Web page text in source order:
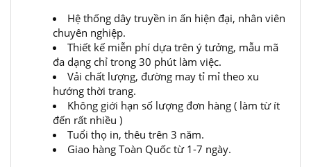
Hệ thống dây truyền in ấn hiện đại, nhân viên
chuyên nghiệp.
Thiết kế miễn phí dựa trên ý tưởng, mẫu mã
đa dạng chỉ trong 30 phút làm việc.
Vải chất lượng, đường may tỉ mỉ theo xu
hướng thời trang.
Không giới hạn số lượng đơn hàng ( làm từ ít
đến rất nhiều )
Tuổi thọ in, thêu trên 3 năm.
Giao hàng Toàn Quốc từ 1-7 ngày.